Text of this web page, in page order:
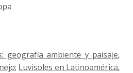
geografía ambiente y paisaje,
; Luvisoles en Latinoamérica,